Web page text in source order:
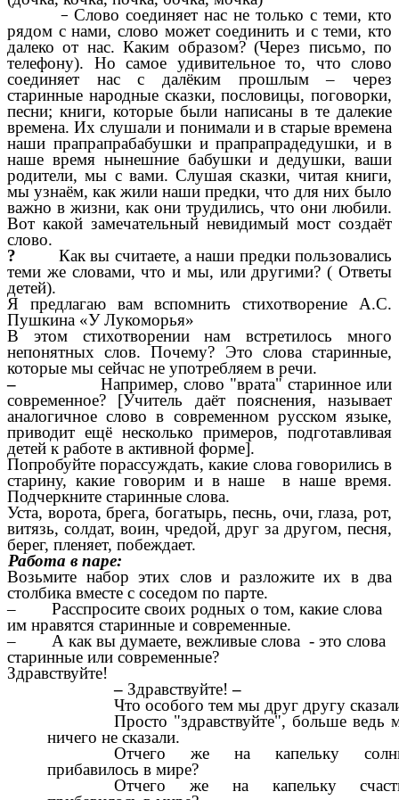
Слово соединяет нас не только с теми, кто
рядом с нами, слово может соединить и с теми, кто
далеко от нас. Каким образом? (Через письмо, по
телефону). Но самое удивительное то, что слово
соединяет нас с далёким прошлым – через
старинные народные сказки, пословицы, поговорки,
песни; книги, которые были написаны в те далекие
времена. Их слушали и понимали и в старые времена
наши прапрапрабабушки и прапрапрадедушки, и в
наше время нынешние бабушки и дедушки, ваши
родители, мы с вами. Слушая сказки, читая книги,
мы узнаём, как жили наши предки, что для них было
важно в жизни, как они трудились, что они любили.
Вот какой замечательный невидимый мост создаёт
слово.
? Как вы считаете, а наши предки пользовались
теми же словами, что и мы, или другими? ( Ответы
детей).
Я предлагаю вам вспомнить стихотворение А.С.
Пушкина «У Лукоморья»
В этом стихотворении нам встретилось много
непонятных слов. Почему? Это слова старинные,
которые мы сейчас не употребляем в речи.
–Например, слово "врата" старинное или
современное? [Учитель даёт пояснения, называет
аналогичное слово в современном русском языке,
приводит ещё несколько примеров, подготавливая
детей к работе в активной форме].
Попробуйте порассуждать, какие слова говорились в
старину, какие говорим и в наше в наше время.
Подчеркните старинные слова.
Уста, ворота, брега, богатырь, песнь, очи, глаза, рот,
витязь, солдат, воин, чредой, друг за другом, песня,
берег, пленяет, побеждает.
в паре:
Возьмите набор этих слов и разложите их в два
столбика вместе с соседом по парте.
– Расспросите своих родных о том, какие слова
им нравятся старинные и современные.
– А как вы думаете, вежливые слова - это слова
старинные или современные?
Здравствуйте!
– Здравствуйте!–
Что особого тем мы друг другу
Просто "здравствуйте", больше ведь
ничего не сказали.
Отчего же на капельку
прибавилось в мире?
Отчего же на капельку